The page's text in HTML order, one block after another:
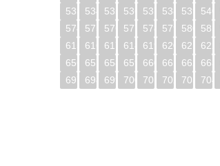
533
534 535 536 537 538 539 540
574
575 576 577 578 579 580 581
615
616 617 618 619 620 621 622
656
657 658 659 660 661 662 663
697
698 699 700 701 702 703 704